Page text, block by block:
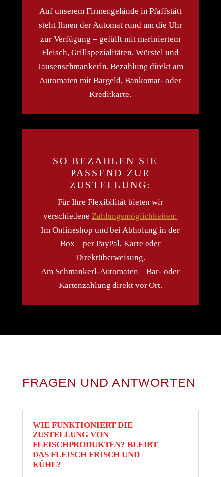
Auf unserem Firmengelände in Pfaffstätt
steht Ihnen der Automat rund um die Uhr
zur Verfügung – gefüllt mit mariniertem
Fleisch, Grillspezialitäten, Würstel und
Jausenschmankerln. Bezahlung direkt am
Automaten mit Bargeld, Bankomat- oder
Kreditkarte.
SO BEZAHLEN SIE –
PASSEND ZUR
ZUSTELLUNG:
Für Ihre Flexibilität bieten wir
verschiedeneZahlungsmöglichkeiten:
Im Onlineshop und bei Abholung in der
Box – per PayPal, Karte oder
Direktüberweisung.
Am Schmankerl-Automaten – Bar- oder
Kartenzahlung direkt vor Ort.
FRAGEN UND ANTWORTEN
WIE FUNKTIONIERT DIE
ZUSTELLUNG VON
FLEISCHPRODUKTEN? BLEIBT
DAS FLEISCH FRISCH UND
KÜHL?